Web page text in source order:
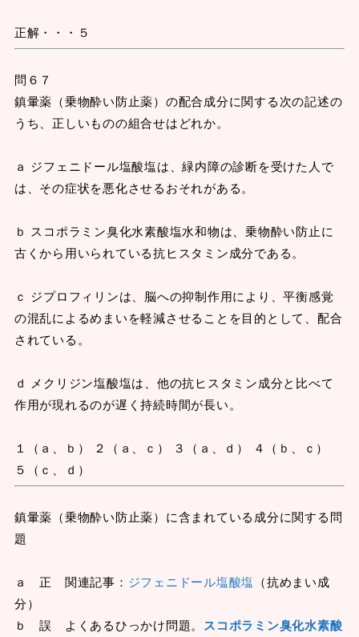
正解・・・５
問６７
鎮暈薬（乗物酔い防止薬）の配合成分に関する次の記述の
うち、正しいものの組合せはどれか。
ａ ジフェニドール塩酸塩は、緑内障の診断を受けた人で
は、その症状を悪化させるおそれがある。
ｂ スコポラミン臭化水素酸塩水和物は、乗物酔い防止に
古くから用いられている抗ヒスタミン成分である。
ｃ ジプロフィリンは、脳への抑制作用により、平衡感覚
の混乱によるめまいを軽減させることを目的として、配合
されている。
ｄ メクリジン塩酸塩は、他の抗ヒスタミン成分と比べて
作用が現れるのが遅く持続時間が長い。
１（ａ、ｂ） ２（ａ、ｃ） ３（ａ、ｄ） ４（ｂ、ｃ）
５（ｃ、ｄ）
鎮暈薬（乗物酔い防止薬）に含まれている成分に関する問
題
ａ 正 関連記事： ジフェニドール塩酸塩 （抗めまい成
分）
ｂ 誤 よくあるひっかけ問題。 スコポラミン臭化水素酸